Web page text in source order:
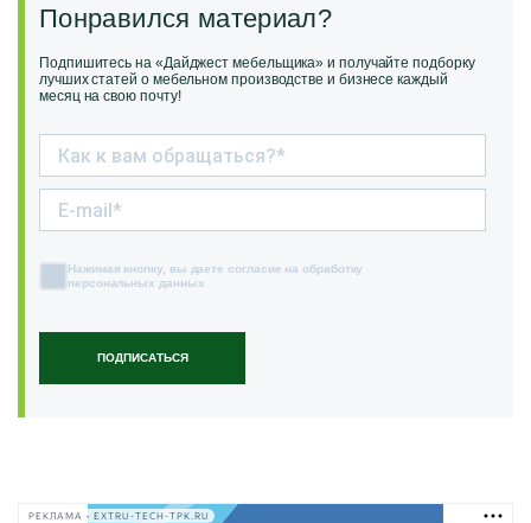
Понравился материал?
Подпишитесь на «Дайджест мебельщика» и получайте подборку
лучших статей о мебельном производстве и бизнесе каждый
месяц на свою почту!
ПОДПИСАТЬСЯ
Нажимая кнопку, вы даете согласие на обработку
персональных данных
РЕКЛАМА • EXTRU-TECH-TPK.RU